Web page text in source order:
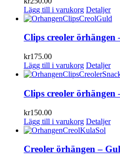
Lägg till i varukorg Detaljer
Clips creoler
kr175.00
Lägg till i varukorg Detaljer
Clips creoler
kr150.00
Lägg till i varukorg Detaljer
Creoler örhängen –